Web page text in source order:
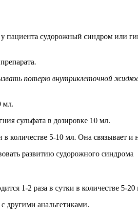
судорожный синдром или
потерю внутриклеточной
мл.
сульфата в дозировке 10 мл.
количестве 5-10 мл. Она связывает
1-2 раза в сутки в количестве 5-
другими анальгетиками.